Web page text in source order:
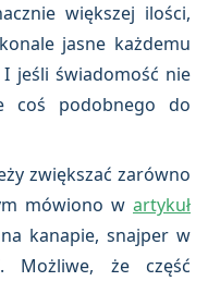
większej ilości,
jasne każdemu
jeśli świadomość nie
coś podobnego do
zwiększać zarówno
mówiono w artykuł
na kanapie, snajper w
Możliwe, że część